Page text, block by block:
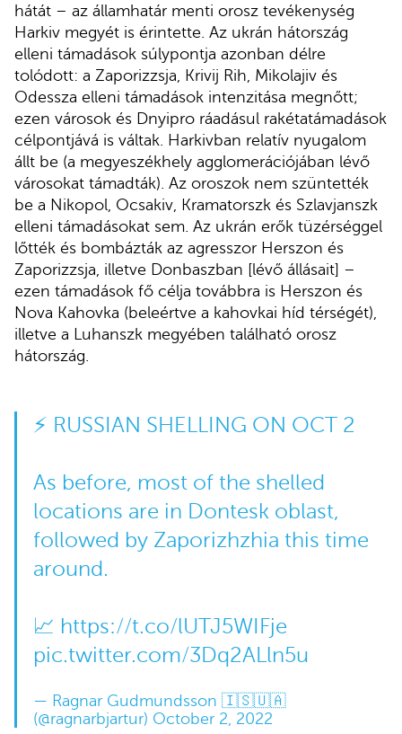
hátát – az államhatár menti orosz tevékenység
Harkiv megyét is érintette. Az ukrán hátország
elleni támadások súlypontja azonban délre
tolódott: a Zaporizzsja, Krivij Rih, Mikolajiv és
Odessza elleni támadások intenzitása megnőtt;
ezen városok és Dnyipro ráadásul rakétatámadások
célpontjává is váltak. Harkivban relatív nyugalom
állt be (a megyeszékhely agglomerációjában lévő
városokat támadták). Az oroszok nem szüntették
be a Nikopol, Ocsakiv, Kramatorszk és Szlavjanszk
elleni támadásokat sem. Az ukrán erők tüzérséggel
lőtték és bombázták az agresszor Herszon és
Zaporizzsja, illetve Donbaszban [lévő állásait] –
ezen támadások fő célja továbbra is Herszon és
Nova Kahovka (beleértve a kahovkai híd térségét),
illetve a Luhanszk megyében található orosz
hátország.
⚡️ RUSSIAN SHELLING ON OCT 2
As before, most of the shelled
locations are in Dontesk oblast,
followed by Zaporizhzhia this time
around.
📈 https://t.co/lUTJ5WIFje
pic.twitter.com/3Dq2ALln5u
— Ragnar Gudmundsson 🇮🇸🇺🇦
(@ragnarbjartur) October 2, 2022